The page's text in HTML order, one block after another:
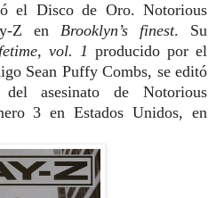
el Disco de Oro. Notorious
Z en Brooklyn’s finest. Su
vol. 1 producido por el
Sean Puffy Combs, se editó
del asesinato de Notorious
3 en Estados Unidos, en